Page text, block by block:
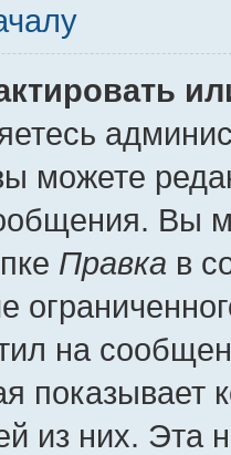
можете
Вы
Правка в
на
показывает
из них. Эта